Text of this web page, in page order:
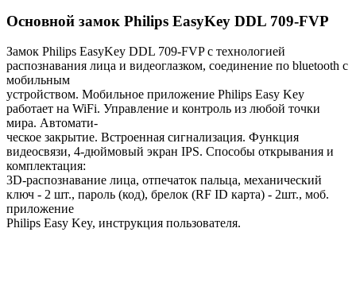
Основной замок Philips EasyKey DDL 709-FVP
Замок Philips EasyKey DDL 709-FVP с технологией
распознавания лица и видеоглазком, соединение по bluetooth с
мобильным
устройством. Мобильное приложение Philips Easy Key
работает на WiFi. Управление и контроль из любой точки
мира. Автомати-
ческое закрытие. Встроенная сигнализация. Функция
видеосвязи, 4-дюймовый экран IPS. Способы открывания и
комплектация:
3D-распознавание лица, отпечаток пальца, механический
ключ - 2 шт., пароль (код), брелок (RF ID карта) - 2шт., моб.
приложение
Philips Easy Key, инструкция пользователя.